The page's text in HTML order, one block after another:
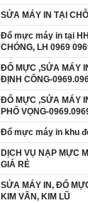
SỬA MÁY IN TẠI
Đổ mực máy in tại
CHÓNG, LH 0969
ĐỔ MỰC ,SỬA MÁY
ĐỊNH CÔNG-
ĐỔ MỰC ,SỬA MÁY
PHỐ VỌNG-
Đổ mực máy in khu
DỊCH VỤ NẠP MỰC
GIẢ RẺ
SỬA MÁY IN, ĐỔ
KIM VĂN, KIM LŨ